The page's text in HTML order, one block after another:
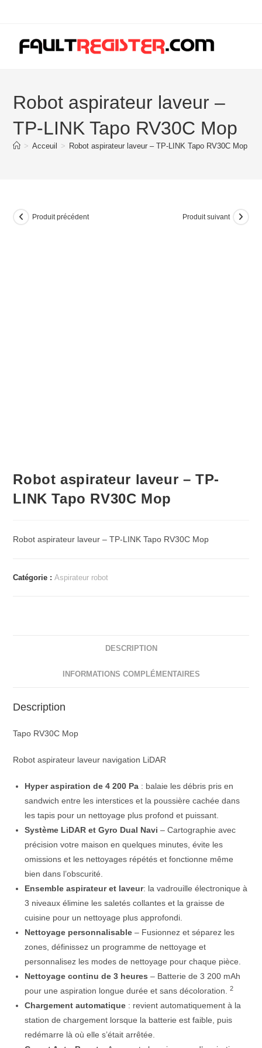
Robot aspirateur laveur –
TP-LINK Tapo RV30C Mop
> Acceuil > Robot aspirateur laveur – TP-LINK Tapo RV30C Mop
Produit précédent Produit suivant
Robot aspirateur laveur – TP-
LINK Tapo RV30C Mop
Robot aspirateur laveur – TP-LINK Tapo RV30C Mop
Catégorie :Aspirateur robot
DESCRIPTION
INFORMATIONS COMPLÉMENTAIRES
Description
Tapo RV30C Mop
Robot aspirateur laveur navigation LiDAR
Hyper aspiration de 4 200 Pa : balaie les débris pris en
sandwich entre les interstices et la poussière cachée dans
les tapis pour un nettoyage plus profond et puissant.
Système LiDAR et Gyro Dual Navi – Cartographie avec
précision votre maison en quelques minutes, évite les
omissions et les nettoyages répétés et fonctionne même
bien dans l’obscurité.
Ensemble aspirateur et laveur: la vadrouille électronique à
3 niveaux élimine les saletés collantes et la graisse de
cuisine pour un nettoyage plus approfondi.
Nettoyage personnalisable – Fusionnez et séparez les
zones, définissez un programme de nettoyage et
personnalisez les modes de nettoyage pour chaque pièce.
Nettoyage continu de 3 heures – Batterie de 3 200 mAh
pour une aspiration longue durée et sans décoloration.2
Chargement automatique : revient automatiquement à la
station de chargement lorsque la batterie est faible, puis
redémarre là où elle s’était arrêtée.